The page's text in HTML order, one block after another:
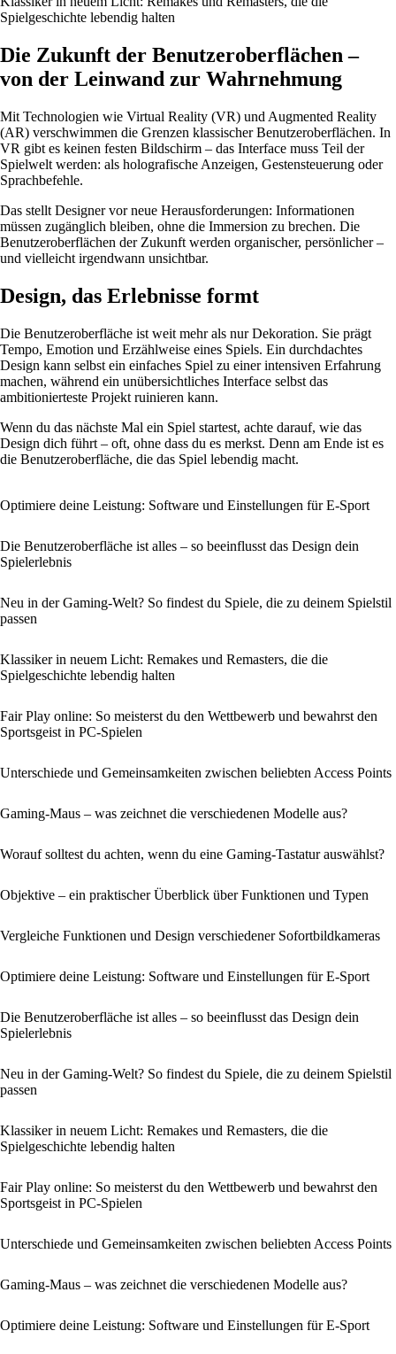
Spielgeschichte lebendig halten
Die Zukunft der Benutzeroberflächen –
von der Leinwand zur Wahrnehmung
Mit Technologien wie Virtual Reality (VR) und Augmented Reality
(AR) verschwimmen die Grenzen klassischer Benutzeroberflächen. In
VR gibt es keinen festen Bildschirm – das Interface muss Teil der
Spielwelt werden: als holografische Anzeigen, Gestensteuerung oder
Sprachbefehle.
Das stellt Designer vor neue Herausforderungen: Informationen
müssen zugänglich bleiben, ohne die Immersion zu brechen. Die
Benutzeroberflächen der Zukunft werden organischer, persönlicher –
und vielleicht irgendwann unsichtbar.
Design, das Erlebnisse formt
Die Benutzeroberfläche ist weit mehr als nur Dekoration. Sie prägt
Tempo, Emotion und Erzählweise eines Spiels. Ein durchdachtes
Design kann selbst ein einfaches Spiel zu einer intensiven Erfahrung
machen, während ein unübersichtliches Interface selbst das
ambitionierteste Projekt ruinieren kann.
Wenn du das nächste Mal ein Spiel startest, achte darauf, wie das
Design dich führt – oft, ohne dass du es merkst. Denn am Ende ist es
die Benutzeroberfläche, die das Spiel lebendig macht.
Optimiere deine Leistung: Software und Einstellungen für E-Sport
Die Benutzeroberfläche ist alles – so beeinflusst das Design dein
Spielerlebnis
Neu in der Gaming-Welt? So findest du Spiele, die zu deinem Spielstil
passen
Klassiker in neuem Licht: Remakes und Remasters, die die
Spielgeschichte lebendig halten
Fair Play online: So meisterst du den Wettbewerb und bewahrst den
Sportsgeist in PC-Spielen
Unterschiede und Gemeinsamkeiten zwischen beliebten Access Points
Gaming-Maus – was zeichnet die verschiedenen Modelle aus?
Worauf solltest du achten, wenn du eine Gaming-Tastatur auswählst?
Objektive – ein praktischer Überblick über Funktionen und Typen
Vergleiche Funktionen und Design verschiedener Sofortbildkameras
Optimiere deine Leistung: Software und Einstellungen für E-Sport
Die Benutzeroberfläche ist alles – so beeinflusst das Design dein
Spielerlebnis
Neu in der Gaming-Welt? So findest du Spiele, die zu deinem Spielstil
passen
Klassiker in neuem Licht: Remakes und Remasters, die die
Spielgeschichte lebendig halten
Fair Play online: So meisterst du den Wettbewerb und bewahrst den
Sportsgeist in PC-Spielen
Unterschiede und Gemeinsamkeiten zwischen beliebten Access Points
Gaming-Maus – was zeichnet die verschiedenen Modelle aus?
Optimiere deine Leistung: Software und Einstellungen für E-Sport